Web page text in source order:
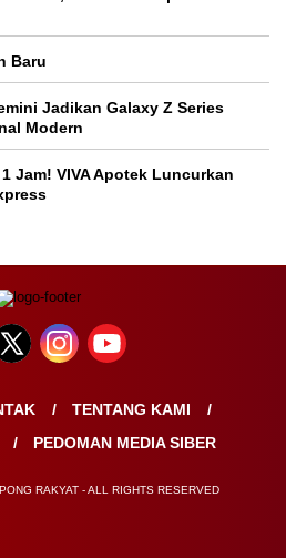
Baru
Jadikan Galaxy Z Series
Modern
Jam! VIVA Apotek Luncurkan
TENTANG KAMI
PEDOMAN MEDIA SIBER
RAKYAT - ALL RIGHTS RESERVED